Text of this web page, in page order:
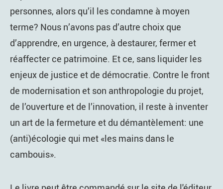
personnes, alors qu’il les condamne à moyen
terme? Nous n’avons pas d’autre choix que
d’apprendre, en urgence, à destaurer, fermer et
réaffecter ce patrimoine. Et ce, sans liquider les
enjeux de justice et de démocratie. Contre le front
de modernisation et son anthropologie du projet,
de l’ouverture et de l’innovation, il reste à inventer
un art de la fermeture et du démantèlement: une
(anti)écologie qui met «les mains dans le
cambouis».